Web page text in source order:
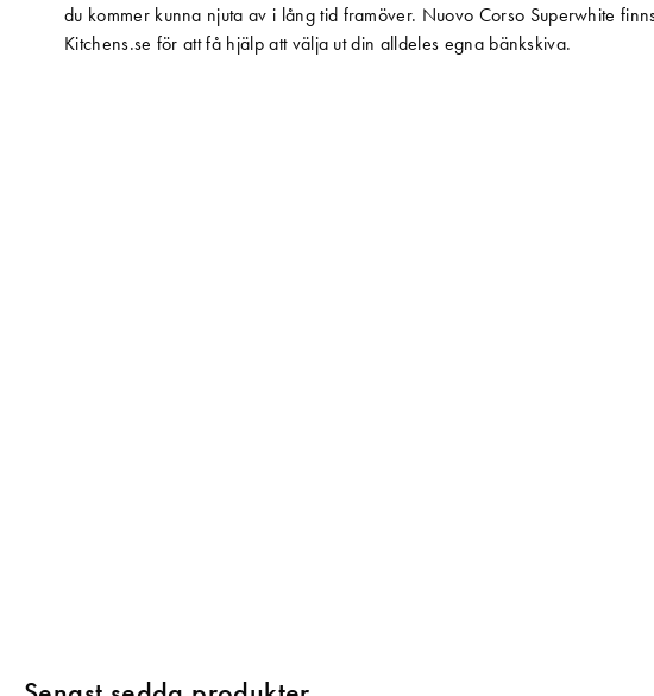
du kommer kunna njuta av i lång tid framöver. Nuovo Corso Superwhite
Kitchens.se för att få hjälp att välja ut din alldeles egna bänkskiva.